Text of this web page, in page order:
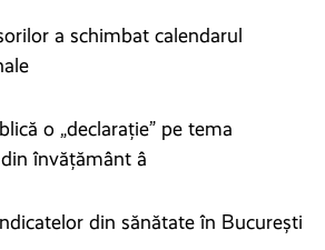
a schimbat calendarul
o „declarație” pe tema
învățământ â
din sănătate în București